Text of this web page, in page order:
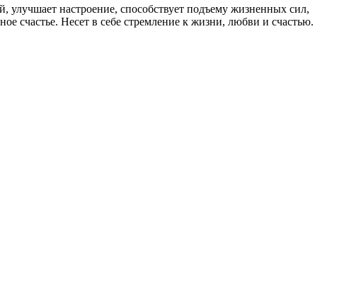
улучшает настроение, способствует подъему жизненных сил,
счастье. Несет в себе стремление к жизни, любви и счастью.